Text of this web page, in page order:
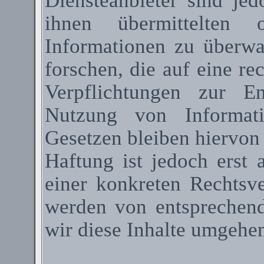
ihnen übermittelten
Informationen zu
forschen, die auf eine
Verpflichtungen zur
Nutzung von
Gesetzen bleiben
Haftung ist jedoch erst
einer konkreten
werden von
wir diese Inhalte